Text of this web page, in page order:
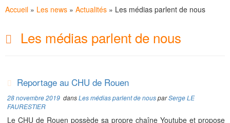
auAccueil » Les news » Actualités » Les médias parlent de nous
Les médias parlent de nous
Reportage au CHU de Rouen
28 novembre 2019 dansLes médias parlent de nousparSerge LE
FAURESTIER
Le CHU de Rouen possède sa propre chaîne Youtube et propose